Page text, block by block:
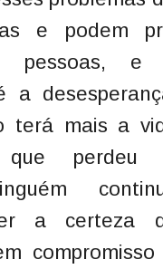
e podem
pessoas, e
a
terá mais a
que perdeu
a certeza
compromisso